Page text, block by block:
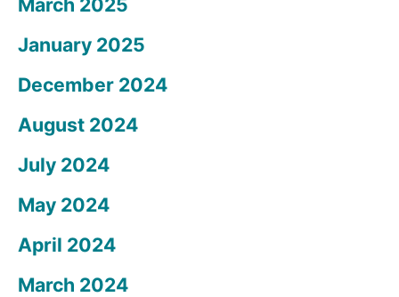
January 2025
December 2024
August 2024
July 2024
May 2024
April 2024
March 2024